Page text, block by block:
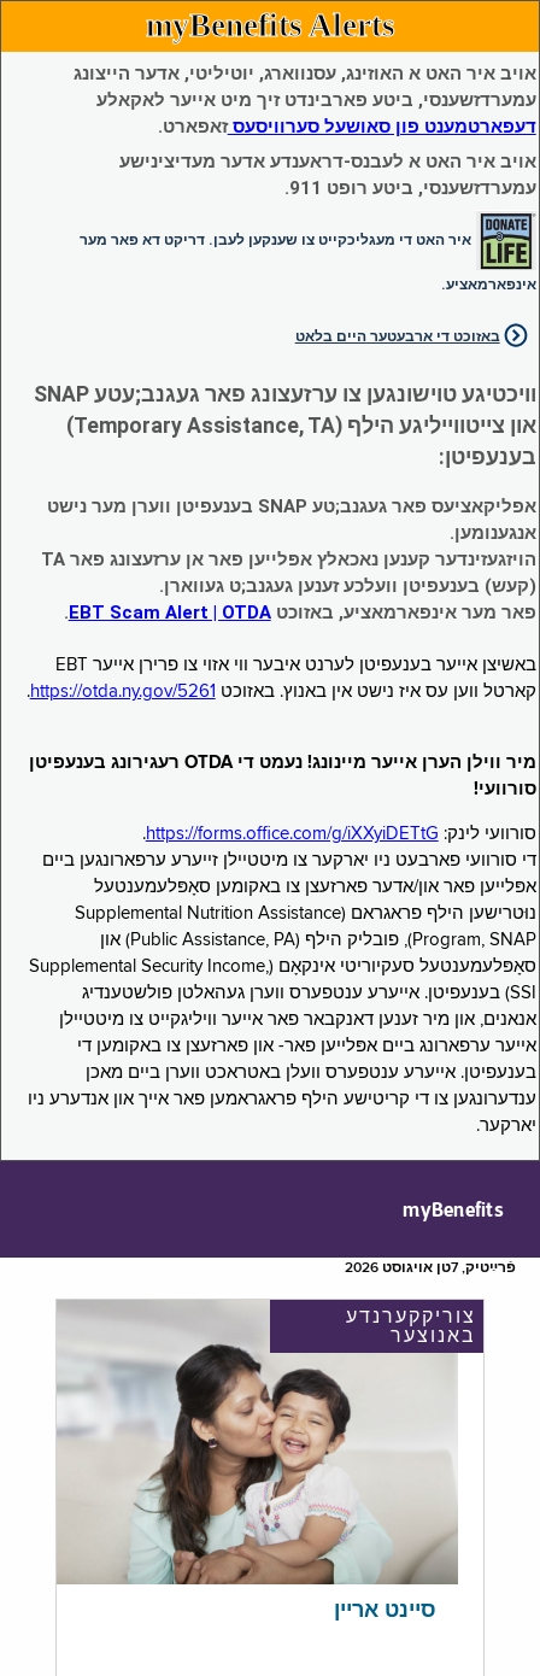
myBenefits Alerts
אויב איר האט א האוזינג, עסנווארג, יוטיליטי, אדער הייצונג
עמערדזשענסי, ביטע פארבינדט זיך מיט אייער לאקאלע
דעפארטמענט פון סאושעל סערוויסעסזאפארט.
אויב איר האט א לעבנס-דראענדע אדער מעדיצינישע
עמערדזשענסי, ביטע רופט 911.
איר האט די מעגליכקייט צו שענקען לעבן. דריקט דא פאר מער
אינפארמאציע.
באזוכט די ארבעטער היים בלאט
וויכטיגע טוישונגען צו ערזעצונג פאר געגנב;עטע SNAP
און צייטווייליגע הילף (Temporary Assistance, TA)
בענעפיטן:
אפליקאציעס פאר געגנב;טע SNAP בענעפיטן ווערן מער נישט
אנגענומען.
הויזגעזינדער קענען נאכאלץ אפּלייען פאר אן ערזעצונג פאר TA
(קעש) בענעפיטן וועלכע זענען געגנב;ט געווארן.
פאר מער אינפארמאציע, באזוכטEBT Scam Alert | OTDA
.
באשיצן אייער בענעפיטן לערנט איבער ווי אזוי צו פרירן אייער EBT
קארטל ווען עס איז נישט אין באנוץ. באזוכט https://otda.ny.gov/5261
.
מיר ווילן הערן אייער מיינונג! נעמט די OTDA רעגירונג בענעפיטן
סורוועי!
סורוועי לינק: https://forms.office.com/g/iXXyiDETtG
.
די סורוועי פארבעט ניו יארקער צו מיטטיילן זייערע ערפארונגען ביים
אפּלייען פאר און/אדער פארזעצן צו באקומען סאָפּלעמענטעל
נוּטרישען הילף פראגראם (Supplemental Nutrition Assistance
Program, SNAP), פובליק הילף (Public Assistance, PA) און
סאָפּלעמענטעל סעקיוריטי אינקאָם (Supplemental Security Income,
SSI) בענעפיטן. אייערע ענטפערס ווערן געהאלטן פולשטענדיג
אנאנים, און מיר זענען דאנקבאר פאר אייער וויליגקייט צו מיטטיילן
אייער ערפארונג ביים אפּלייען פאר- און פארזעצן צו באקומען די
בענעפיטן. אייערע ענטפערס וועלן באטראכט ווערן ביים מאכן
ענדערונגען צו די קריטישע הילף פראגראמען פאר אייך און אנדערע ניו
יארקער.
myBenefits
פֿרײַטיק, 7טן אויגוסט 2026
צוריקקערנדע
באנוצער
סיינט אריין